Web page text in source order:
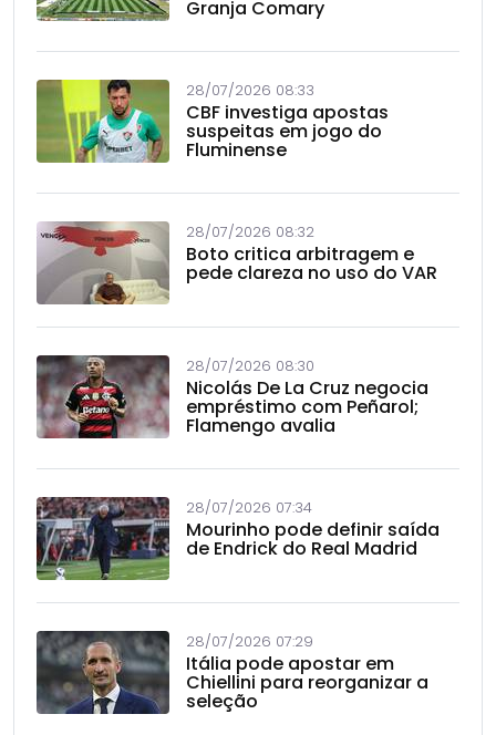
Granja Comary
28/07/2026 08:33
CBF investiga apostas
suspeitas em jogo do
Fluminense
28/07/2026 08:32
Boto critica arbitragem e
pede clareza no uso do VAR
28/07/2026 08:30
Nicolás De La Cruz negocia
empréstimo com Peñarol;
Flamengo avalia
28/07/2026 07:34
Mourinho pode definir saída
de Endrick do Real Madrid
28/07/2026 07:29
Itália pode apostar em
Chiellini para reorganizar a
seleção